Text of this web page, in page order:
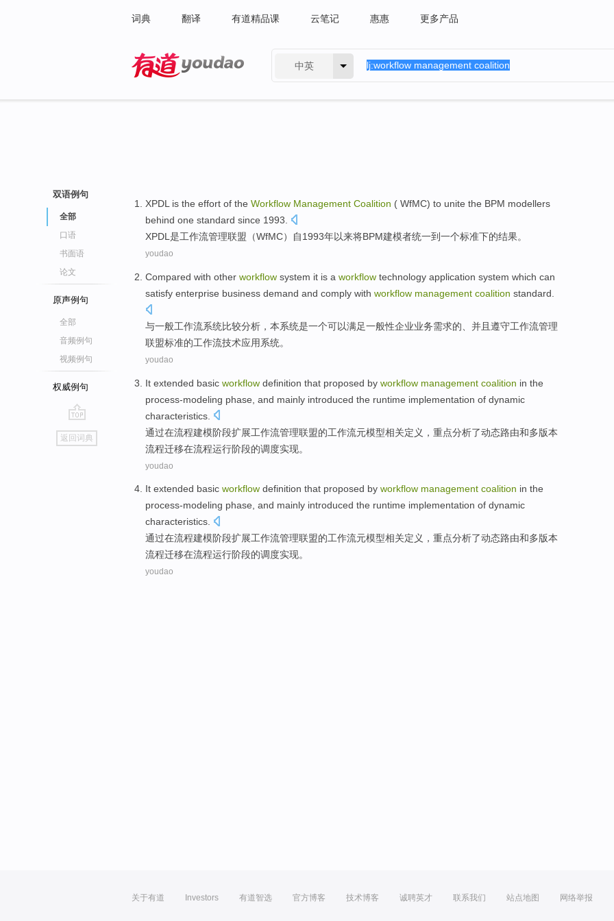
词典 翻译 有道精品课 云笔记 惠惠 更多产品
中英
双语例句
全部
口语
书面语
论文
原声例句
全部
音频例句
视频例句
权威例句
go
top
返回词典
XPDL is the effort of the Workflow Management Coalition ( WfMC) to unite the BPM modellers
behind one standard since 1993.
XPDL 是工作流管理联盟 （WfMC） 自1993年以来将BPM建模者统一到一个标准下的结果。
youdao
Compared with other workflow system it is a workflow technology application system which can
satisfy enterprise business demand and comply with workflow management coalition standard
与一般工作流系统比较分析 ， 本系统是一个可以满足一般性企业业务需求的、 并且 遵守工作流管理
联盟标准的工作流技术应用系统。
youdao
It extended basic workflow definition that proposed by workflow management coalition in the
process-modeling phase and mainly introduced the runtime implementation of dynamic
characteristics.
通过在流程建模阶段扩展工作流管理联盟的工作流元模型相关定义 ， 重点分析了动态路由和多版本
流程迁移在流程运行阶段的调度实现。
youdao
It extended basic workflow definition that proposed by workflow management coalition in the
process-modeling phase, and mainly introduced the runtime implementation of dynamic
characteristics.
通过在流程建模阶段扩展工作流管理联盟的工作流元模型相关定义 ， 重点分析了动态路由和多版本
流程迁移在流程运行阶段的调度实现。
youdao
关于有道 Investors 有道智选 官方博客 技术博客 诚聘英才 联系我们 站点地图 网络举报